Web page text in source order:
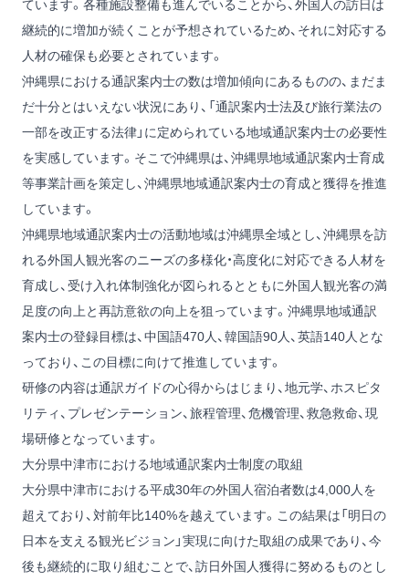
ています。各種施設整備も進んでいることから、外国人の訪日は
継続的に増加が続くことが予想されているため、それに対応する
人材の確保も必要とされています。
沖縄県における通訳案内士の数は増加傾向にあるものの、まだま
だ十分とはいえない状況にあり、「通訳案内士法及び旅行業法の
一部を改正する法律」に定められている地域通訳案内士の必要性
を実感しています。そこで沖縄県は、沖縄県地域通訳案内士育成
等事業計画を策定し、沖縄県地域通訳案内士の育成と獲得を推進
しています。
沖縄県地域通訳案内士の活動地域は沖縄県全域とし、沖縄県を訪
れる外国人観光客のニーズの多様化・高度化に対応できる人材を
育成し、受け入れ体制強化が図られるとともに外国人観光客の満
足度の向上と再訪意欲の向上を狙っています。沖縄県地域通訳
案内士の登録目標は、中国語470人、韓国語90人、英語140人とな
っており、この目標に向けて推進しています。
研修の内容は通訳ガイドの心得からはじまり、地元学、ホスピタ
リティ、プレゼンテーション、旅程管理、危機管理、救急救命、現
場研修となっています。
大分県中津市における地域通訳案内士制度の取組
大分県中津市における平成30年の外国人宿泊者数は4,000人を
超えており、対前年比140%を越えています。この結果は「明日の
日本を支える観光ビジョン」実現に向けた取組の成果であり、今
後も継続的に取り組むことで、訪日外国人獲得に努めるものとし